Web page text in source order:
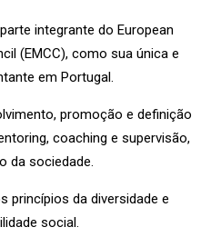
integrante do European
(EMCC), como sua única e
em Portugal.
promoção e definição
coaching e supervisão,
da sociedade.
princípios da diversidade e
social.